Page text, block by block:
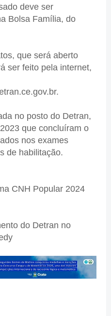
deve ser
Bolsa Família, do
que será aberto
ser feito pela internet,
no posto do Detran,
que concluíram o
nos exames
de habilitação.
CNH Popular 2024
do Detran no